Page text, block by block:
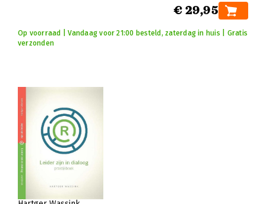
€ 29,95
Op voorraad | Vandaag voor 21:00 besteld, zaterdag in huis | Gratis
verzonden